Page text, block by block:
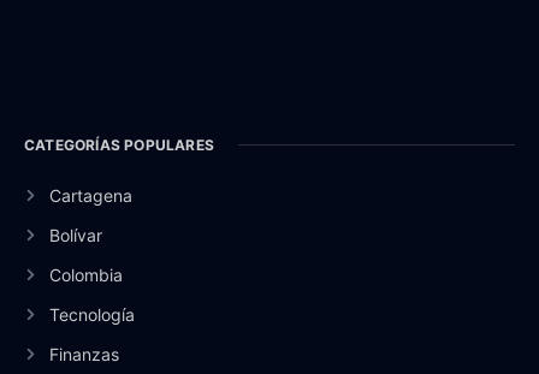
CATEGORÍAS POPULARES
Cartagena
Bolívar
Colombia
Tecnología
Finanzas